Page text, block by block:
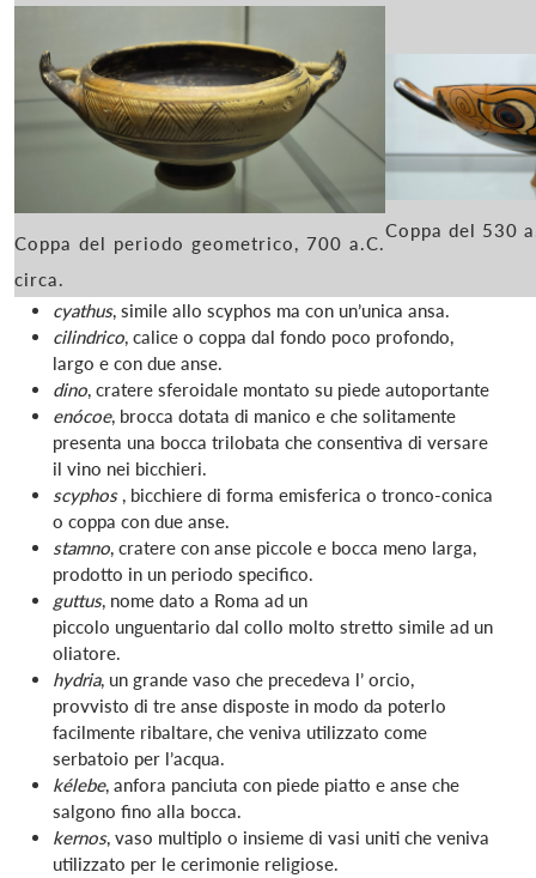
Coppa del periodo geometrico, 700 a.C.
circa.
Coppa del 530
cyathus, simile allo scyphos ma con un’unica ansa.
cilindrico, calice o coppa dal fondo poco profondo,
largo e con due anse.
dino, cratere sferoidale montato su piede autoportante
enócoe, brocca dotata di manico e che solitamente
presenta una bocca trilobata che consentiva di versare
il vino nei bicchieri.
scyphos, bicchiere di forma emisferica o tronco-conica
o coppa con due anse.
stamno, cratere con anse piccole e bocca meno larga,
prodotto in un periodo specifico.
guttus, nome dato a Roma ad un
piccolo unguentario dal collo molto stretto simile ad un
oliatore.
hydria, un grande vaso che precedeva l’ orcio,
provvisto di tre anse disposte in modo da poterlo
facilmente ribaltare, che veniva utilizzato come
serbatoio per l’acqua.
kélebe, anfora panciuta con piede piatto e anse che
salgono fino alla bocca.
kernos, vaso multiplo o insieme di vasi uniti che veniva
utilizzato per le cerimonie religiose.